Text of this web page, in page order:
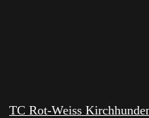
TC Rot-Weiss